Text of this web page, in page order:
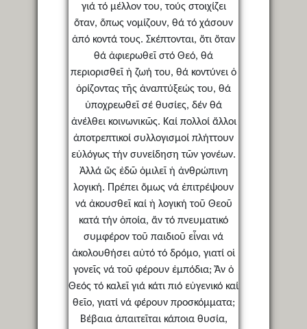
γιά τό μέλλον του, τούς στοιχίζει
ὅταν, ὅπως νομίζουν, θά τό χάσουν
ἀπό κοντά τους. Σκέπτονται, ὅτι ὅταν
θά ἀφιερωθεῖ στό Θεό, θά
περιορισθεῖ ἡ ζωή του, θά κοντύνει ὁ
ὁρίζοντας τῆς ἀναπτύξεώς του, θά
ὑποχρεωθεῖ σέ θυσίες, δέν θά
ἀνέλθει κοινωνικῶς. Καί πολλοί ἄλλοι
ἀποτρεπτικοί συλλογισμοί πλήττουν
εὐλόγως τήν συνείδηση τῶν γονέων.
Ἀλλά ὥς ἐδῶ ὁμιλεῖ ἡ ἀνθρώπινη
λογική. Πρέπει ὅμως νά ἐπιτρέψουν
νά ἀκουσθεῖ καί ἡ λογική τοῦ Θεοῦ
κατά τήν ὁποία, ἄν τό πνευματικό
συμφέρον τοῦ παιδιοῦ εἶναι νά
ἀκολουθήσει αὐτό τό δρόμο, γιατί οἱ
γονεῖς νά τοῦ φέρουν ἐμπόδια; Ἄν ὁ
Θεός τό καλεῖ γιά κάτι πιό εὐγενικό καί
θεῖο, γιατί νά φέρουν προσκόμματα;
Βέβαια ἀπαιτεῖται κάποια θυσία,